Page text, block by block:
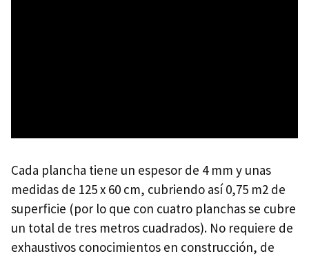
Cada plancha tiene un espesor de 4 mm y unas
medidas de 125 x 60 cm, cubriendo así 0,75 m2 de
superficie (por lo que con cuatro planchas se cubre
un total de tres metros cuadrados). No requiere de
exhaustivos conocimientos en construcción, de